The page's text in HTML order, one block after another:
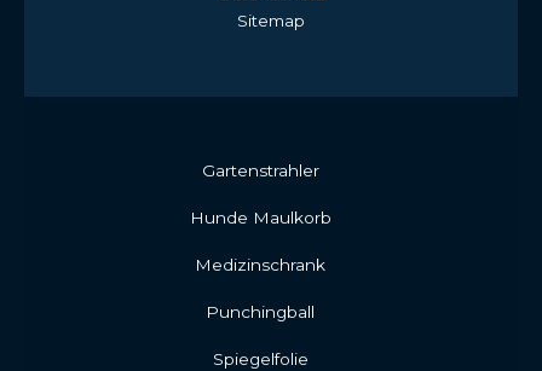
Sitemap
Gartenstrahler
Hunde Maulkorb
Medizinschrank
Punchingball
Spiegelfolie